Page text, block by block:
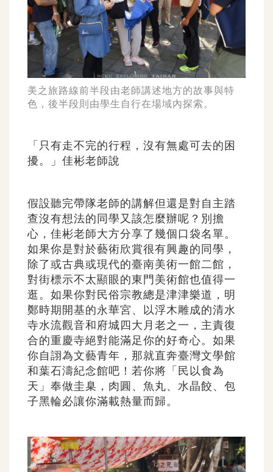
美之旅路線前半段由老師講述地方的故事與特
色，後半段則由學生自行在場域內探索。
「只有走不完的行程，沒有無處可去的困
擾。」佳彬老師說
假設聽完帶隊老師的講解但還是對自主踏
查沒有想法的同學又該怎麼辦呢？別擔
心，佳彬老師大方分享了幾個口袋名單。
如果你是對於藝術欣賞很有興趣的同學，
除了或古典或現代的臺南美術一館二館，
對街標示不太顯眼的東門美術館也值得一
逛。如果你對民俗宗教總是津津樂道，明
鄭時期開基的永華宮、以浮木雕成的清水
寺水流觀音和府城四大月老之一，主責復
合的重慶寺絕對能滿足你的好奇心。如果
你自詡為文藝青年，那就直奔臺灣文學館
和葉石濤紀念館吧！若你將「民以食為
天」奉做圭臬，肉圓、魚丸、水晶餃、包
子黑輪必讓你滿載熱量而歸。